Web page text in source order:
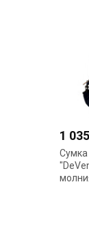
1
Сумка